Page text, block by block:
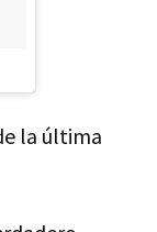
la última